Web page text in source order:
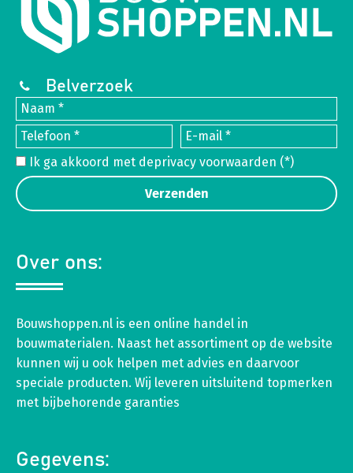
Belverzoek
Ik ga akkoord met deprivacy voorwaarden (*)
Over ons:
Bouwshoppen.nl is een online handel in
bouwmaterialen. Naast het assortiment op de website
kunnen wij u ook helpen met advies en daarvoor
speciale producten. Wij leveren uitsluitend topmerken
met bijbehorende garanties
Gegevens: